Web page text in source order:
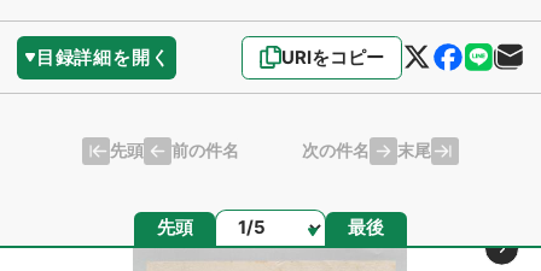
目録詳細を開く URIをコピー
先頭 前の件名 次の件名 末尾
先頭 ページ 最後